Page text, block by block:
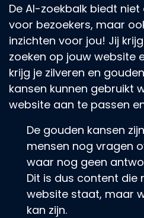
De AI-zoekbalk biedt
voor bezoekers, maar
inzichten voor jou! Jij
zoeken op jouw website
krijg je zilveren en
kansen kunnen gebruikt
website aan te passen
De gouden kansen
mensen nog vragen
waar nog geen
Dit is dus content die
website staat, maar
kan zijn.